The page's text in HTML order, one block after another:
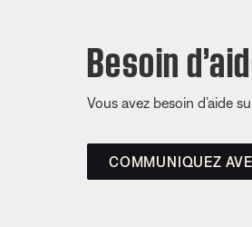
Besoin
Vous avez besoin d’aide
COMMUNIQUEZ